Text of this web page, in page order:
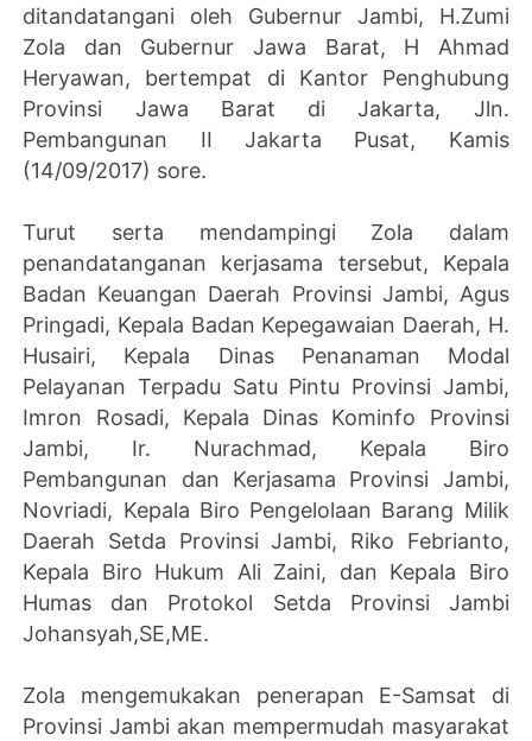
ditandatangani oleh Gubernur Jambi, H.Zumi
Zola dan Gubernur Jawa Barat, H Ahmad
Heryawan, bertempat di Kantor Penghubung
Provinsi Jawa Barat di Jakarta, Jln.
Pembangunan II Jakarta Pusat, Kamis
(14/09/2017) sore.
Turut serta mendampingi Zola dalam
penandatanganan kerjasama tersebut, Kepala
Badan Keuangan Daerah Provinsi Jambi, Agus
Pringadi, Kepala Badan Kepegawaian Daerah, H.
Husairi, Kepala Dinas Penanaman Modal
Pelayanan Terpadu Satu Pintu Provinsi Jambi,
Imron Rosadi, Kepala Dinas Kominfo Provinsi
Jambi, Ir. Nurachmad, Kepala Biro
Pembangunan dan Kerjasama Provinsi Jambi,
Novriadi, Kepala Biro Pengelolaan Barang Milik
Daerah Setda Provinsi Jambi, Riko Febrianto,
Kepala Biro Hukum Ali Zaini, dan Kepala Biro
Humas dan Protokol Setda Provinsi Jambi
Johansyah,SE,ME.
Zola mengemukakan penerapan E-Samsat di
Provinsi Jambi akan mempermudah masyarakat